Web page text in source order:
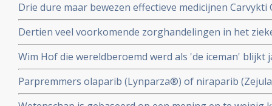
Drie dure maar bewezen effectieve medicijnen
Enhertu Trastuzumab Deruxtecan en Xenpozyme
uit het basispakket omdat ze te duur zijn
Dertien veel voorkomende zorghandelingen in het
uit de richtlijnen omdat de effectiviteit niet bewezen is.
Wim Hof die wereldberoemd werd als 'de iceman' blijkt
geterroriseerd te hebben en wordt beschuldigd door
huiselijk geweld
Parpremmers olaparib (Lynparza®) of niraparib
borstkanker worden gedeeltelijk uit basisverzekering